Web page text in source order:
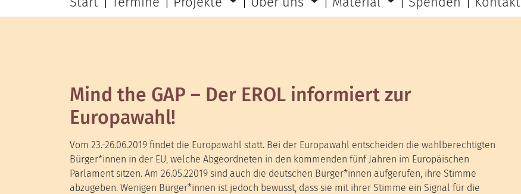
Mind the GAP – Der EROL informiert zur
Europawahl!
Vom 23.-26.06.2019 findet die Europawahl statt. Bei der Europawahl entscheiden die wahlberechtigten
Bürger*innen in der EU, welche Abgeordneten in den kommenden fünf Jahren im Europäischen
Parlament sitzen. Am 26.05.22019 sind auch die deutschen Bürger*innen aufgerufen, ihre Stimme
abzugeben. Wenigen Bürger*innen ist jedoch bewusst, dass sie mit ihrer Stimme ein Signal für die